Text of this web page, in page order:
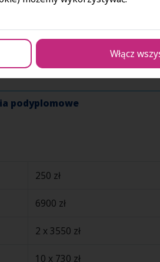
podyplomowe
250 zł
6900 zł
2 x 3550 zł
10 x 730 zł
Włącz